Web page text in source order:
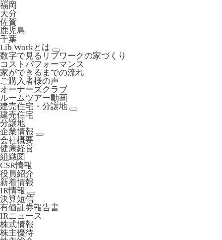
福岡
大分
佐賀
鹿児島
千葉
Lib Workとは
数字で見るリブワークの家づくり
コストパフォーマンス
家ができるまでの流れ
ご購入者様の声
オーナーズクラブ
ルームツアー動画
建売住宅・分譲地
建売住宅
分譲地
企業情報
会社概要
健康経営
組織図
CSR情報
役員紹介
新着情報
IR情報
決算短信
有価証券報告書
IRニュース
株式情報
株主優待